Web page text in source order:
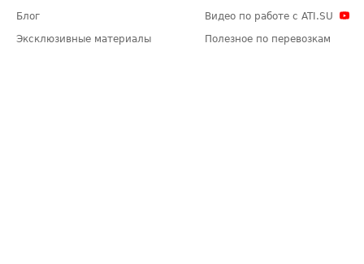
Блог
Эксклюзивные материалы
Видео по работе с ATI.SU
Полезное по перевозкам